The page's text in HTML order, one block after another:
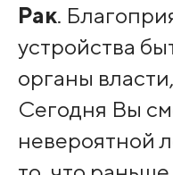
Рак.
устройства
органы
Сегодня Вы
невероятной